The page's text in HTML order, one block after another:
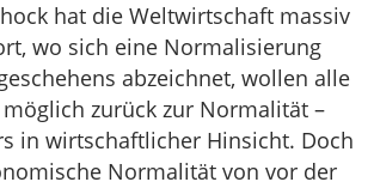
hat die Weltwirtschaft massiv
wo sich eine Normalisierung
abzeichnet, wollen alle
zurück zur Normalität –
in wirtschaftlicher Hinsicht. Doch
Normalität von vor der